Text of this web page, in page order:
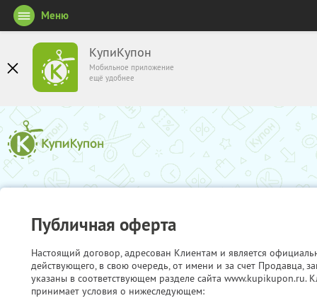
КупиКупон
Мобильное приложение
ещё удобнее
Меню
Публичная оферта
Настоящий договор, адресован Клиентам и является
действующего, в свою очередь, от имени и за счет Продавца,
указаны в соответствующем разделе сайта www.kupikupon.ru.
принимает условия о нижеследующем: